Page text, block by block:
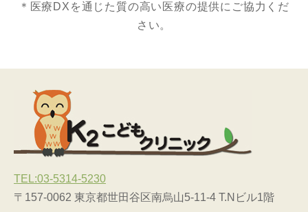
＊医療DXを通じた質の高い医療の提供にご協力くだ
さい。
TEL:03-5314-5230
〒157-0062 東京都世田谷区南烏山5-11-4 T.Nビル1階